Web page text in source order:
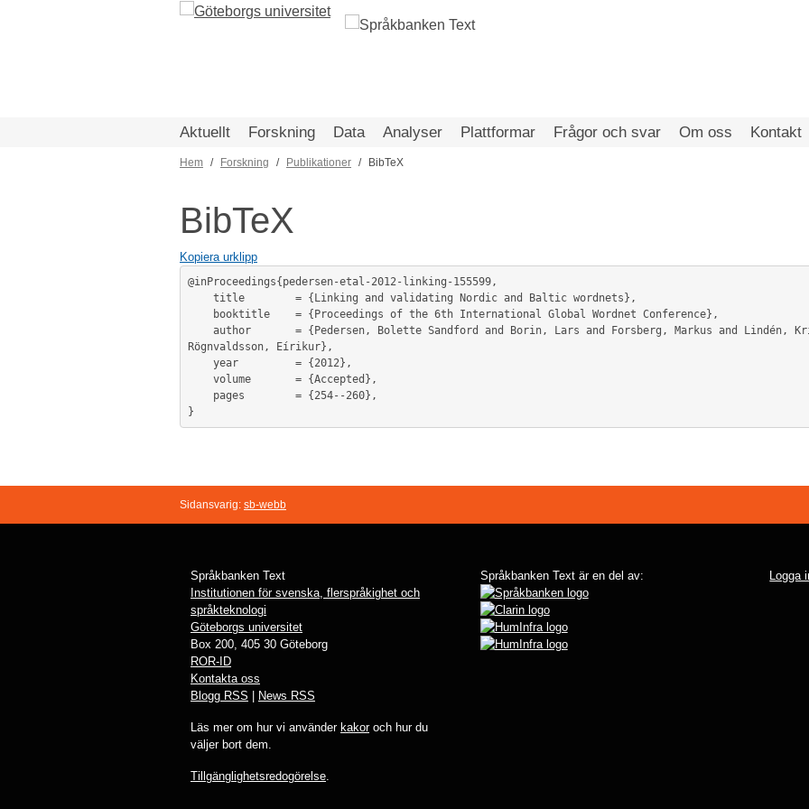
Aktuellt Forskning Data Analyser Plattformar Frågor och svar Om oss Kontakt
Länkstig
Hem Forskning Publikationer BibTeX
BibTeX
Kopiera urklipp
@inProceedings{pedersen-etal-2012-linking-155599,
Rögnvaldsson, Eírikur},
Sidansvarig: sb-webb
Språkbanken Text
Institutionen för svenska, flerspråkighet och
språkteknologi
Göteborgs universitet
Box 200, 405 30 Göteborg
ROR-ID
Kontakta oss
Blogg RSS
News RSS
Läs mer om hur vi använder kakoroch hur du
väljer bort dem.
Tillgänglighetsredogörelse.
Språkbanken Text är en del av: Logga